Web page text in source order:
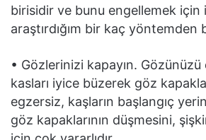
birisidir ve bunu engellemek
araştırdığım bir kaç yöntemden
• Gözlerinizi kapayın.
kasları iyice büzerek göz
egzersiz, kaşların başlangıç
göz kapaklarının düşmesini,